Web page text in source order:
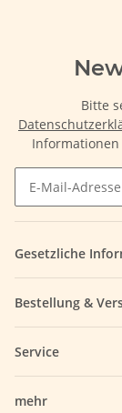
Bitte
Gesetzliche
Bestellung &
Service
mehr